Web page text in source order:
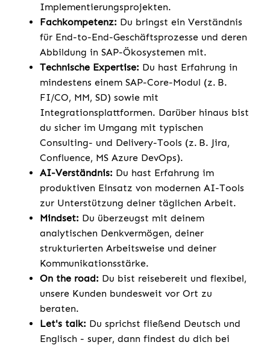
Implementierungsprojekten.
Fachkompetenz: Du bringst ein Verständnis
für End-to-End-Geschäftsprozesse und deren
Abbildung in SAP-Ökosystemen mit.
Technische Expertise: Du hast Erfahrung in
mindestens einem SAP-Core-Modul (z. B.
FI/CO, MM, SD) sowie mit
Integrationsplattformen. Darüber hinaus bist
du sicher im Umgang mit typischen
Consulting- und Delivery-Tools (z. B. Jira,
Confluence, MS Azure DevOps).
AI-Verständnis: Du hast Erfahrung im
produktiven Einsatz von modernen AI-Tools
zur Unterstützung deiner täglichen Arbeit.
Mindset: Du überzeugst mit deinem
analytischen Denkvermögen, deiner
strukturierten Arbeitsweise und deiner
Kommunikationsstärke.
On the road: Du bist reisebereit und flexibel,
unsere Kunden bundesweit vor Ort zu
beraten.
Let's talk: Du sprichst fließend Deutsch und
Englisch - super, dann findest du dich bei